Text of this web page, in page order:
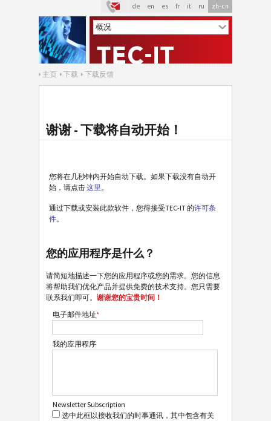
de en es fr it ru zh-cn
主页 下载 下载反馈
谢谢 - 下载将自动开始！
您将在几秒钟内开始自动下载。如果下载没有自动开
始，请点击这里。
通过下载或安装此款软件，您得接受TEC-IT 的许可条
件。
您的应用程序是什么？
请简短地描述一下您的应用程序或您的需求。您的信息
将帮助我们优化产品并提供免费的技术支持。您只需要
联系我们即可。 谢谢您的宝贵时间！
电子邮件地址*
我的应用程序
Newsletter Subscription
选中此框以接收我们的时事通讯，其中包含有关